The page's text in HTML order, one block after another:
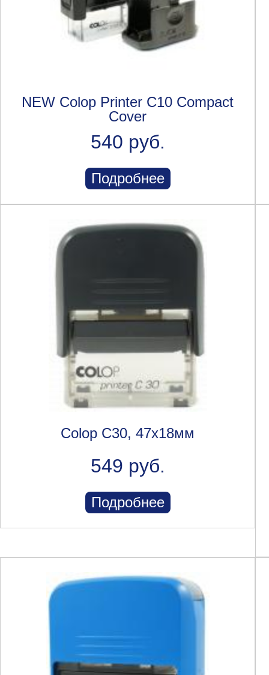
NEW Colop Printer C10 Compact
Cover
540 руб.
Подробнее
Colop C30, 47х18мм
549 руб.
Подробнее